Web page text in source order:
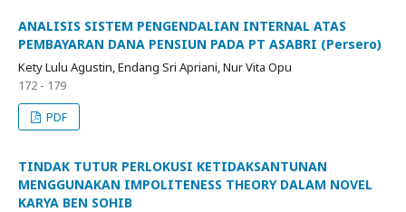
ANALISIS SISTEM PENGENDALIAN INTERNAL ATAS
PEMBAYARAN DANA PENSIUN PADA PT ASABRI (Persero)
Kety Lulu Agustin, Endang Sri Apriani, Nur Vita Opu
172 - 179
PDF
TINDAK TUTUR PERLOKUSI KETIDAKSANTUNAN
MENGGUNAKAN IMPOLITENESS THEORY DALAM NOVEL
KARYA BEN SOHIB